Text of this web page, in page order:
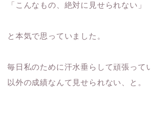
「こんなもの、絶対に見せられない」
と本気で思っていました。
毎日私のために汗水垂らして頑張って
以外の成績なんて見せられない、と。